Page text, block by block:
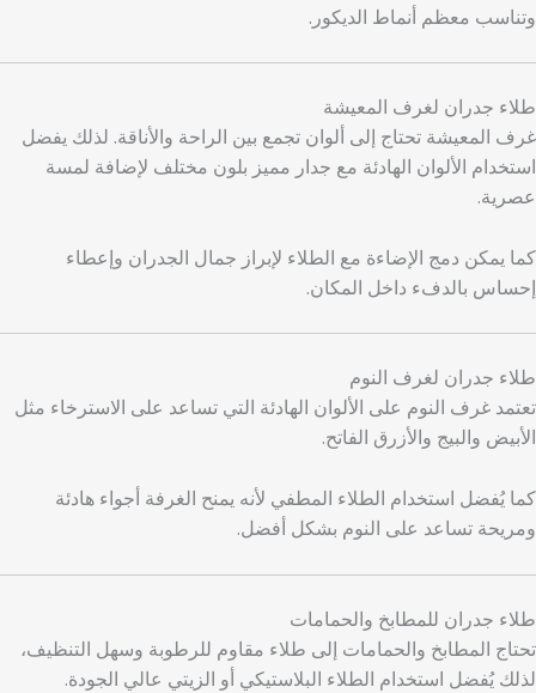
وتناسب معظم أنماط الديكور.
طلاء جدران لغرف المعيشة
غرف المعيشة تحتاج إلى ألوان تجمع بين الراحة والأناقة. لذلك يفضل
استخدام الألوان الهادئة مع جدار مميز بلون مختلف لإضافة لمسة
عصرية.
كما يمكن دمج الإضاءة مع الطلاء لإبراز جمال الجدران وإعطاء
إحساس بالدفء داخل المكان.
طلاء جدران لغرف النوم
تعتمد غرف النوم على الألوان الهادئة التي تساعد على الاسترخاء مثل
الأبيض والبيج والأزرق الفاتح.
كما يُفضل استخدام الطلاء المطفي لأنه يمنح الغرفة أجواء هادئة
ومريحة تساعد على النوم بشكل أفضل.
طلاء جدران للمطابخ والحمامات
تحتاج المطابخ والحمامات إلى طلاء مقاوم للرطوبة وسهل التنظيف،
لذلك يُفضل استخدام الطلاء البلاستيكي أو الزيتي عالي الجودة.